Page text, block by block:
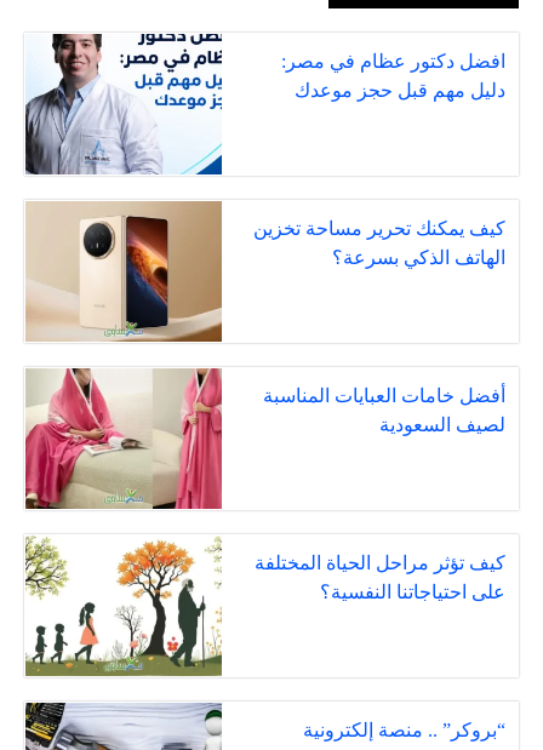
افضل دكتور عظام في مصر:
دليل مهم قبل حجز موعدك
كيف يمكنك تحرير مساحة تخزين
الهاتف الذكي بسرعة؟
أفضل خامات العبايات المناسبة
لصيف السعودية
كيف تؤثر مراحل الحياة المختلفة
على احتياجاتنا النفسية؟
“بروكر” .. منصة إلكترونية